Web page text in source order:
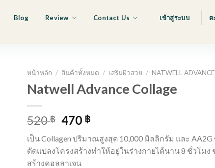
Blog Review Contact Us เข้าสู่ระบบ ต
หน้าหลัก / สินค้าทั้งหมด / เสริมผิวสวย / NATWELL
Natwell Advance Collage
520฿ Original
was:
520 ฿.
470 ฿Current
is:
470 ฿.
เป็น Collagen ปริมาณสูงสุด 10,000 มิลลิกรัม และ
ดัดแปลงโครงสร้างทำให้อยู่ในร่างกายได้นาน 8 ชั่วโมง
สร้างคอลลาเจน